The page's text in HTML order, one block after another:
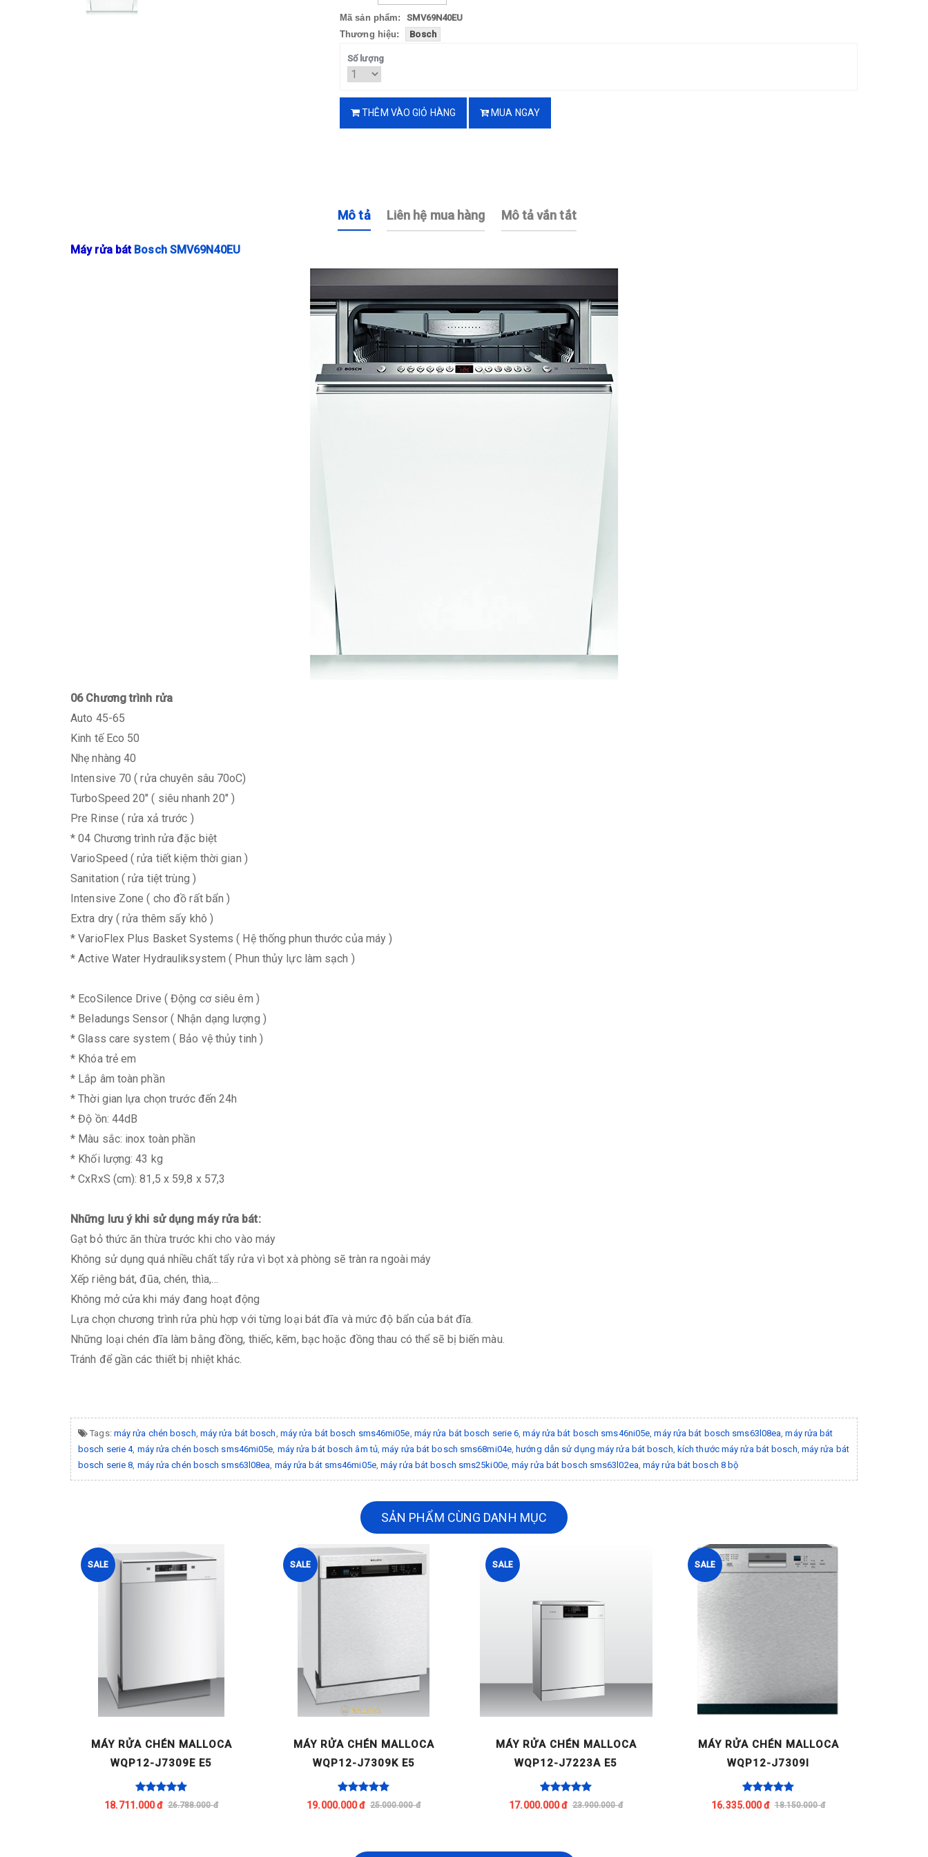
Mã sản phẩm:
SMV69N40EU
Thương hiệu:
Bosch
Số lượng
THÊM VÀO GIỎ HÀNG MUA NGAY
Mô tả Liên hệ mua hàng Mô tả vắn tắt
​Máy rửa bát Bosch SMV69N40EU
06 Chương trình rửa
Auto 45-65
Kinh tế Eco 50
Nhẹ nhàng 40
Intensive 70 ( rửa chuyên sâu 70oC)
TurboSpeed 20" ( siêu nhanh 20" )
Pre Rinse ( rửa xả trước )
* 04 Chương trình rửa đặc biệt
VarioSpeed ( rửa tiết kiệm thời gian )
Sanitation ( rửa tiệt trùng )
Intensive Zone ( cho đồ rất bẩn )
Extra dry ( rửa thêm sấy khô )
* VarioFlex Plus Basket Systems ( Hệ thống phun thước của máy )
* Active Water Hydrauliksystem ( Phun thủy lực làm sạch )
* EcoSilence Drive ( Động cơ siêu êm )
* Beladungs Sensor ( Nhận dạng lượng )
* Glass care system ( Bảo vệ thủy tinh )
* Khóa trẻ em
* Lắp âm toàn phần
* Thời gian lựa chọn trước đến 24h
* Độ ồn: 44dB
* Màu sắc: inox toàn phần
* Khối lượng: 43 kg
* CxRxS (cm): 81,5 x 59,8 x 57,3
Những lưu ý khi sử dụng máy rửa bát:
Gạt bỏ thức ăn thừa trước khi cho vào máy
Không sử dụng quá nhiều chất tẩy rửa vì bọt xà phòng sẽ tràn ra ngoài máy
Xếp riêng bát, đũa, chén, thìa,…
Không mở cửa khi máy đang hoạt động
Lựa chọn chương trình rửa phù hợp với từng loại bát đĩa và mức độ bẩn của bát đĩa.
Những loại chén đĩa làm bằng đồng, thiếc, kẽm, bạc hoặc đồng thau có thể sẽ bị biến màu.
Tránh để gần các thiết bị nhiệt khác.
Tags: máy rửa chén bosch máy rửa bát bosch máy rửa bát bosch sms46mi05e máy rửa bát bosch serie 6 ,máy rửa bát bosch sms46ni05e ,máy rửa bát bosch sms63l08ea ,máy rửa bát
bosch serie 4, máy rửa chén bosch sms46mi05e máy rửa bát bosch âm tủ,máy rửa bát bosch sms68mi04e,hướng dẫn sử dụng máy rửa bát bosch kích thước máy rửa bát bosch máy rửa bát
bosch serie 8 máy rửa chén bosch sms63l08ea máy rửa bát sms46mi05e,máy rửa bát bosch sms25ki00e,máy rửa bát bosch sms63l02ea ,máy rửa bát bosch 8 bộ
SẢN PHẨM CÙNG DANH MỤC
SALE
MÁY RỬA CHÉN MALLOCA
WQP12-J7309E E5
18.711.000 đ 26.788.000 đ
SALE
MÁY RỬA CHÉN MALLOCA
WQP12-J7309K E5
19.000.000 đ 25.000.000 đ
SALE
MÁY RỬA CHÉN MALLOCA
WQP12-J7223A E5
17.000.000 đ 23.900.000 đ
SALE
MÁY RỬA CHÉN MALLOCA
WQP12-J7309I
16.335.000 đ 18.150.000 đ